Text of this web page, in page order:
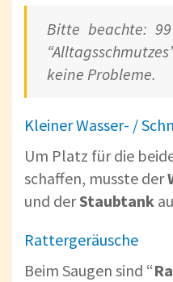
Bitte beachte:
keine Probleme.
Kleiner Wasser- /
Um Platz für die
schaffen, musste der
und derStaubtank
Rattergeräusche
Beim Saugen sind “